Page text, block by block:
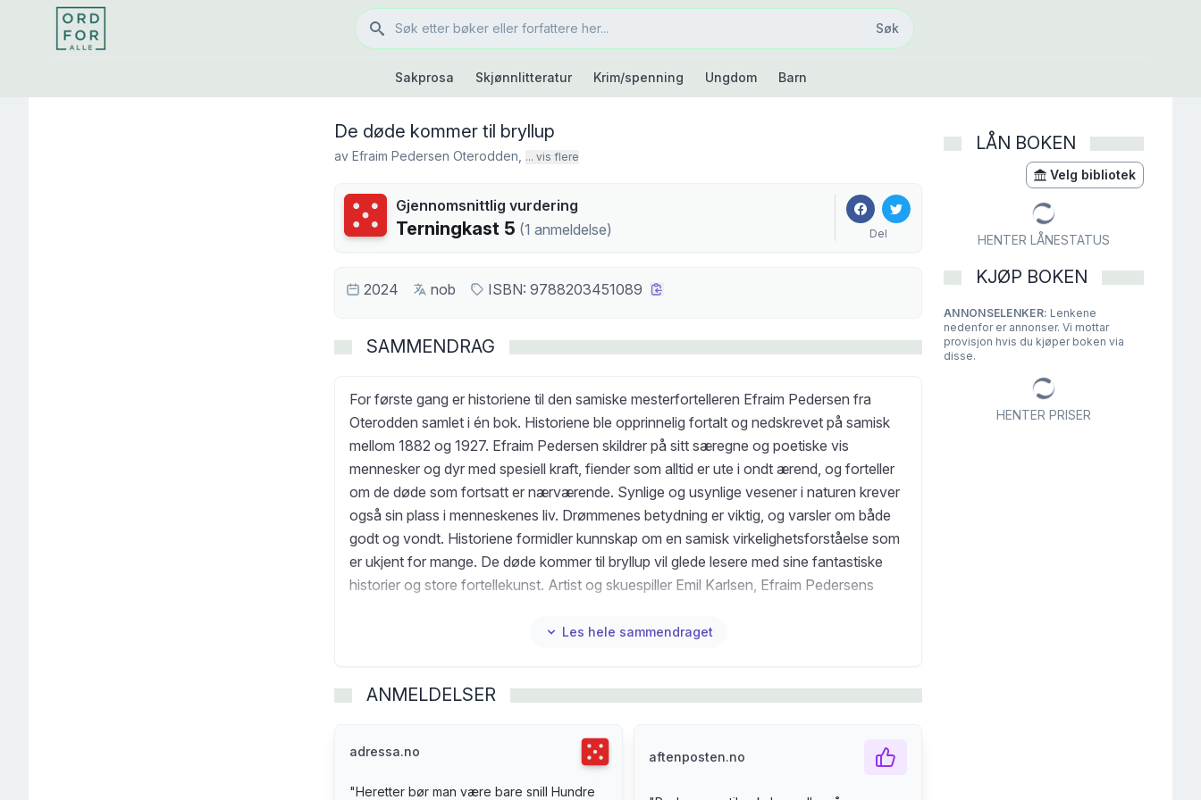
Søk
Søk
Sakprosa Skjønnlitteratur Krim/spenning Ungdom Barn
De døde kommer til bryllup
av Efraim Pedersen Oterodden ... vis flere
Terningkast5
Gjennomsnittlig vurdering
Terningkast 5 (1 anmeldelse) Del
2024 nob ISBN: 9788203451089
SAMMENDRAG
For første gang er historiene til den samiske mesterfortelleren Efraim Pedersen fra
Oterodden samlet i én bok. Historiene ble opprinnelig fortalt og nedskrevet på samisk
mellom 1882 og 1927. Efraim Pedersen skildrer på sitt særegne og poetiske vis
mennesker og dyr med spesiell kraft, fiender som alltid er ute i ondt ærend, og forteller
om de døde som fortsatt er nærværende. Synlige og usynlige vesener i naturen krever
også sin plass i menneskenes liv. Drømmenes betydning er viktig, og varsler om både
godt og vondt. Historiene formidler kunnskap om en samisk virkelighetsforståelse som
er ukjent for mange. De døde kommer til bryllup vil glede lesere med sine fantastiske
historier og store fortellekunst. Artist og skuespiller Emil Karlsen, Efraim Pedersens
har redigert samlingen og skrevet et etterord til boken. «Rå opptegnelser. (...) ta for all
fortellinger om levende og døde gir både små skrekkgys og troen på at det lønner seg å
nasjonal identitet, samtidig som samiske eventyr og fortellinger ble sett på som for
primitive for det store publikum. Derfor er denne boken blitt en viktig skatt, ei bok å ha
med seg rundt bålet og lese høyt fra.» Stein Roll, Adresseavisen (Terningkast 5)
Les hele sammendraget
ANMELDELSER
adressa.no Terningkast5
"Heretter bør man være bare snill Hundre
aftenposten.no
LÅN BOKEN
Velg bibliotek
HENTER LÅNESTATUS
KJØP BOKEN
ANNONSELENKER: Lenkene
nedenfor er annonser. Vi mottar
provisjon hvis du kjøper boken via
disse.
HENTER PRISER